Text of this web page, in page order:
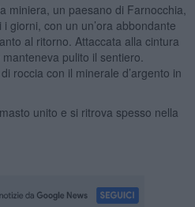
miniera, un paesano di Farnocchia,
giorni, con un un’ora abbondante
al ritorno. Attaccata alla cintura
pulito il sentiero.
roccia con il minerale d’argento in
unito e si ritrova spesso nella